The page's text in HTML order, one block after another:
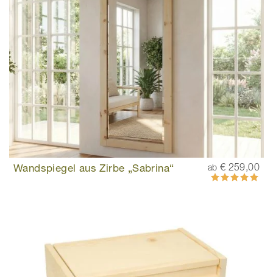
Wandspiegel aus Zirbe „Sabrina“ ab € 259,00
Bewertung:
100%